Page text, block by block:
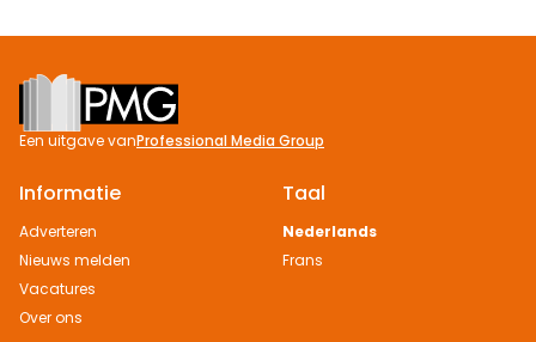
Footer
Een uitgave vanProfessional Media Group
Informatie
Adverteren
Nieuws melden
Vacatures
Over ons
Taal
Nederlands
Frans